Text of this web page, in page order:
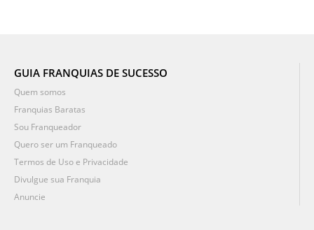
GUIA FRANQUIAS DE SUCESSO
Quem somos
Franquias Baratas
Sou Franqueador
Quero ser um Franqueado
Termos de Uso e Privacidade
Divulgue sua Franquia
Anuncie